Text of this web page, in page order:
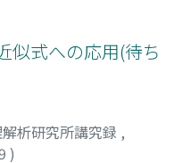
似式への応用(待ち
析研究所講究録 ,
)